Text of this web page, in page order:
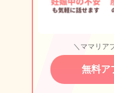
＼ママリア
無料ア